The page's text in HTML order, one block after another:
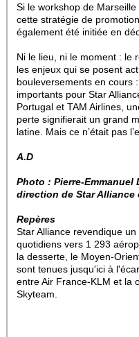
Si le workshop de
cette stratégie de
également été initiée en
Ni le lieu, ni le moment : le
les enjeux qui se posent
bouleversements en cours
importants pour Star
Portugal et TAM Airlines,
perte signifierait un grand
latine. Mais ce n’était pas
A.D
Photo : Pierre-
direction de Star Alliance
Repères
Star Alliance revendique
quotidiens vers 1 293
la desserte, le Moyen-
sont tenues jusqu'ici à
entre Air France-KLM et la
Skyteam.